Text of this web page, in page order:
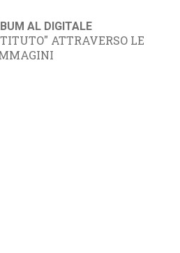
AL DIGITALE
ATTRAVERSO LE